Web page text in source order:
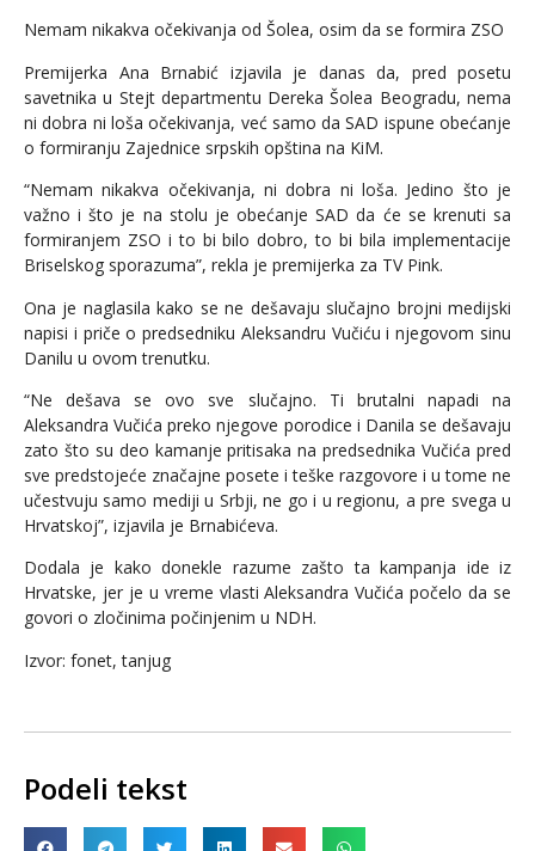
Nemam nikakva očekivanja od Šolea, osim da se formira ZSO
Premijerka Ana Brnabić izjavila je danas da, pred posetu
savetnika u Stejt departmentu Dereka Šolea Beogradu, nema
ni dobra ni loša očekivanja, već samo da SAD ispune obećanje
o formiranju Zajednice srpskih opština na KiM.
“Nemam nikakva očekivanja, ni dobra ni loša. Jedino što je
važno i što je na stolu je obećanje SAD da će se krenuti sa
formiranjem ZSO i to bi bilo dobro, to bi bila implementacije
Briselskog sporazuma”, rekla je premijerka za TV Pink.
Ona je naglasila kako se ne dešavaju slučajno brojni medijski
napisi i priče o predsedniku Aleksandru Vučiću i njegovom sinu
Danilu u ovom trenutku.
“Ne dešava se ovo sve slučajno. Ti brutalni napadi na
Aleksandra Vučića preko njegove porodice i Danila se dešavaju
zato što su deo kamanje pritisaka na predsednika Vučića pred
sve predstojeće značajne posete i teške razgovore i u tome ne
učestvuju samo mediji u Srbji, ne go i u regionu, a pre svega u
Hrvatskoj”, izjavila je Brnabićeva.
Dodala je kako donekle razume zašto ta kampanja ide iz
Hrvatske, jer je u vreme vlasti Aleksandra Vučića počelo da se
govori o zločinima počinjenim u NDH.
Izvor: fonet, tanjug
Podeli tekst